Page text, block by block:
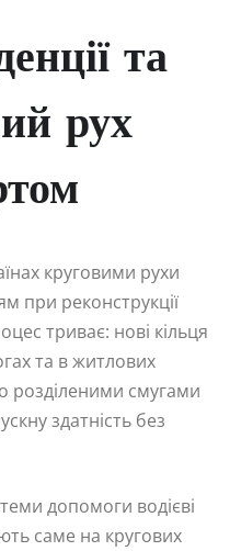
та
рух
круговими рухи
при реконструкції
триває: нові кільця
та в житлових
розділеними смугами
здатність без
допомоги водієві
саме на кругових